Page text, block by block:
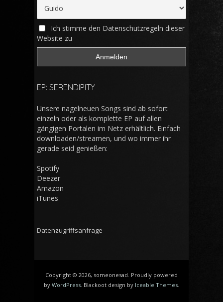
Ich stimme den Datenschutzregeln dieser
Website zu
EP: SERENDIPITY
Unsere nagelneuen Songs sind ab sofort
einzeln oder als komplette EP auf allen
gängigen Portalen im Netz erhältlich. Einfach
downloaden/streamen, und wo immer ihr
gerade seid genießen:
Spotify
Deezer
Amazon
iTunes
Datenzugriffsanfrage
Copyright © 2026, someonesad. Proudly powered
by WordPress . Blackoot design by Iceable Themes